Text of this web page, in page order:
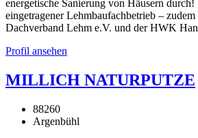
energetische Sanierung von Häusern
eingetragener Lehmbaufachbetrieb –
Dachverband Lehm e.V. und der HWK
Profil ansehen
MILLICH NATURPUTZE
88260
Argenbühl